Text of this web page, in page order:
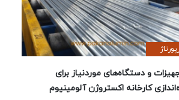
و دستگاه‌های موردنیاز برای
کارخانه اکستروژن آلومینیوم